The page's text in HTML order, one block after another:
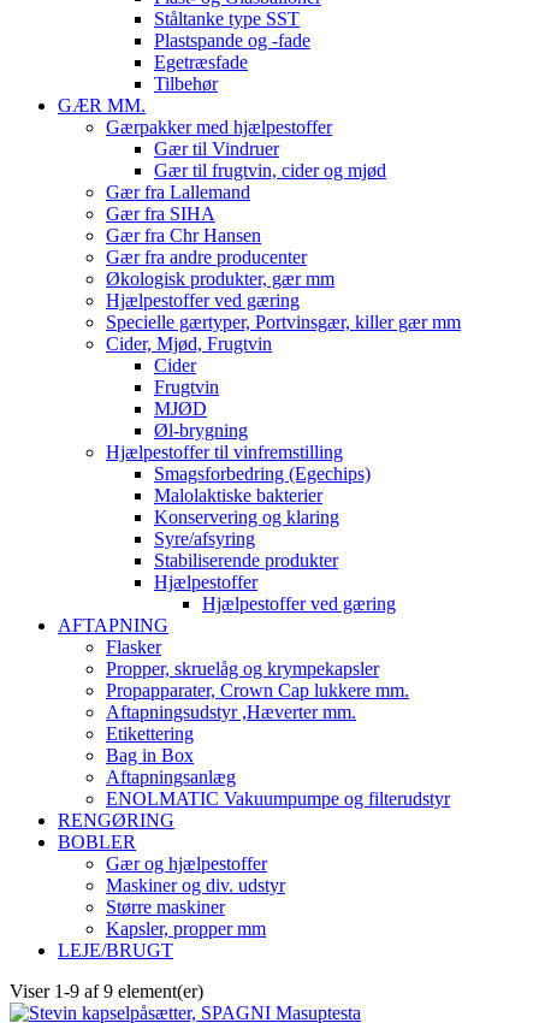
Ståltanke type SST
Plastspande og -fade
Egetræsfade
Tilbehør
GÆR MM.
Gærpakker med hjælpestoffer
Gær til Vindruer
Gær til frugtvin, cider og mjød
Gær fra Lallemand
Gær fra SIHA
Gær fra Chr Hansen
Gær fra andre producenter
Økologisk produkter, gær mm
Hjælpestoffer ved gæring
Specielle gærtyper, Portvinsgær, killer gær mm
Cider, Mjød, Frugtvin
Cider
Frugtvin
MJØD
Øl-brygning
Hjælpestoffer til vinfremstilling
Smagsforbedring (Egechips)
Malolaktiske bakterier
Konservering og klaring
Syre/afsyring
Stabiliserende produkter
Hjælpestoffer
Hjælpestoffer ved gæring
AFTAPNING
Flasker
Propper, skruelåg og krympekapsler
Propapparater, Crown Cap lukkere mm.
Aftapningsudstyr ,Hæverter mm.
Etikettering
Bag in Box
Aftapningsanlæg
ENOLMATIC Vakuumpumpe og filterudstyr
RENGØRING
BOBLER
Gær og hjælpestoffer
Maskiner og div. udstyr
Større maskiner
Kapsler, propper mm
LEJE/BRUGT
Viser 1-9 af 9 element(er)